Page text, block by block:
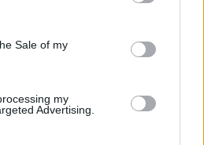
and its third-party tags to
purposes in below Google
Sale of my
my
Advertising.